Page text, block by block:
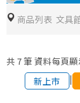
商品列表 文具
共 7筆 資料每頁顯
新上市
|